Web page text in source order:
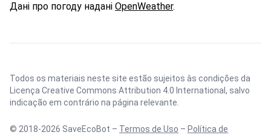
Дані про погоду надані OpenWeather.
Todos os materiais neste site estão sujeitos às condições da
Licença Creative Commons Attribution 4.0 International , salvo
indicação em contrário na página relevante.
© 2018-2026 SaveEcoBot – Termos de Uso – Política de